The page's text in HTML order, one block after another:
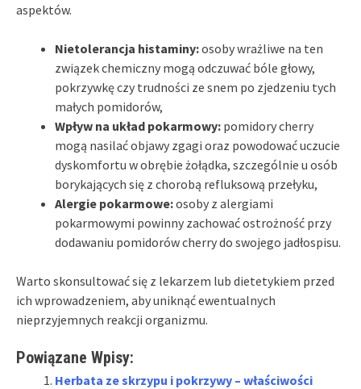
aspektów.
Nietolerancja histaminy:osoby wrażliwe na ten
związek chemiczny mogą odczuwać bóle głowy,
pokrzywkę czy trudności ze snem po zjedzeniu tych
małych pomidorów,
Wpływ na układ pokarmowy: pomidory cherry
mogą nasilać objawy zgagi oraz powodować uczucie
dyskomfortu w obrębie żołądka, szczególnie u osób
borykających się z chorobą refluksową przełyku,
Alergie pokarmowe:osoby z alergiami
pokarmowymi powinny zachować ostrożność przy
dodawaniu pomidorów cherry do swojego jadłospisu.
Warto skonsultować się z lekarzem lub dietetykiem przed
ich wprowadzeniem, aby uniknąć ewentualnych
nieprzyjemnych reakcji organizmu.
Powiązane Wpisy:
Herbata ze skrzypu i pokrzywy – właściwości